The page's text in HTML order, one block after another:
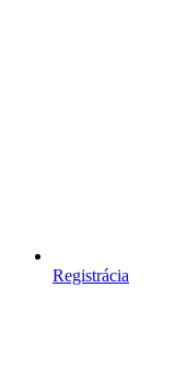
Registrácia